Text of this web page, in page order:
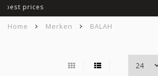
Home Merken BALAH